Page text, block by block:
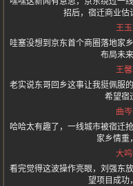
招后，宿迁商业估
王
哇塞没想到京东首个商圈落地家
布局未
王
老实说东哥回乡这事让我挺佩服
希望宿
曲
哈哈太有趣了，一线城市被宿迁
家乡情重
大
看完觉得这波操作亮眼，刘强东
望项目成功